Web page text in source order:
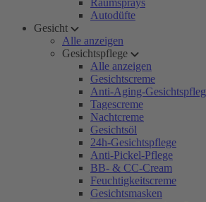
Raumsprays
Autodüfte
Gesicht
Alle anzeigen
Gesichtspflege
Alle anzeigen
Gesichtscreme
Anti-Aging-
Tagescreme
Nachtcreme
Gesichtsöl
24h-Gesichtspflege
Anti-Pickel-Pflege
BB- & CC-Cream
Feuchtigkeitscreme
Gesichtsmasken